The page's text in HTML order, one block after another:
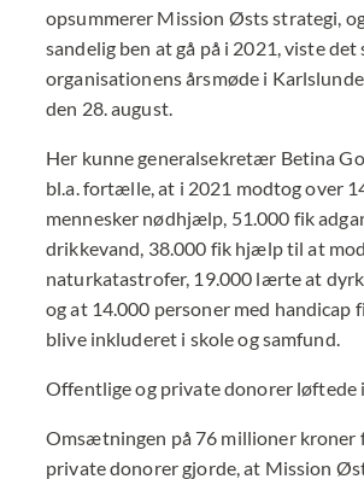
opsummerer Mission Østs strategi,
sandelig ben at gå på i 2021, viste det
organisationens årsmøde i
den 28. august.
Her kunne generalsekretær Betina
bl.a. fortælle, at i 2021 modtog over
mennesker nødhjælp, 51.000 fik
drikkevand, 38.000 fik hjælp til at
naturkatastrofer, 19.000 lærte at
og at 14.000 personer med
blive inkluderet i skole og samfund.
Offentlige og private donorer løftede
Omsætningen på 76 millioner kroner
private donorer gjorde, at Mission